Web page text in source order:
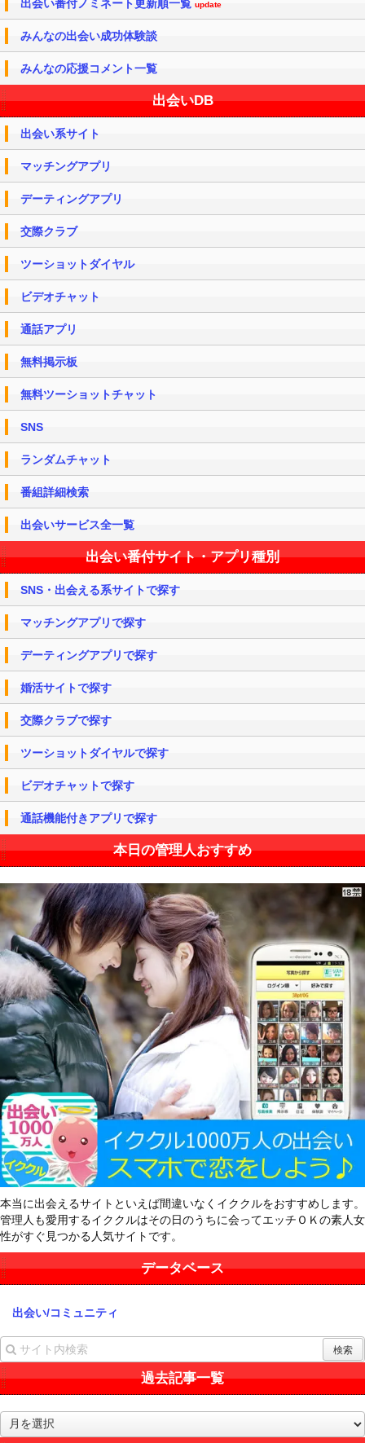
出会い番付ノミネート更新順一覧 update
みんなの出会い成功体験談
みんなの応援コメント一覧
出会いDB
出会い系サイト
マッチングアプリ
デーティングアプリ
交際クラブ
ツーショットダイヤル
ビデオチャット
通話アプリ
無料掲示板
無料ツーショットチャット
SNS
ランダムチャット
番組詳細検索
出会いサービス全一覧
出会い番付サイト・アプリ種別
SNS・出会える系サイトで探す
マッチングアプリで探す
デーティングアプリで探す
婚活サイトで探す
交際クラブで探す
ツーショットダイヤルで探す
ビデオチャットで探す
通話機能付きアプリで探す
本日の管理人おすすめ
本当に出会えるサイトといえば間違いなくイククルをおすすめします。
管理人も愛用するイククルはその日のうちに会ってエッチＯＫの素人女
性がすぐ見つかる人気サイトです。
データベース
出会い/コミュニティ
過去記事一覧
去